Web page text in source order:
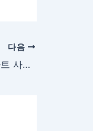
다음
새 아파트 입주 전 필수! 아파트 사전점검 리스트 완벽 가이드